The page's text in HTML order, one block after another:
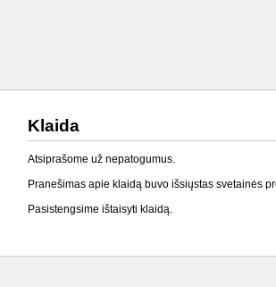
Klaida
Atsiprašome už nepatogumus.
Pranešimas apie klaidą buvo išsiųstas svetainės
Pasistengsime ištaisyti klaidą.